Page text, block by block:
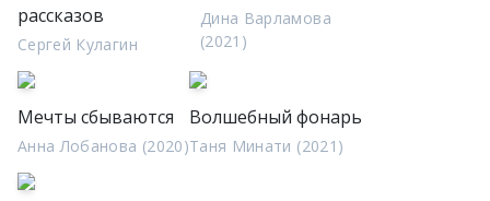
рассказов
Сергей Кулагин
Дина Варламова
(2021)
Мечты сбываются
Анна Лобанова (2020)
Волшебный фонарь
Таня Минати (2021)